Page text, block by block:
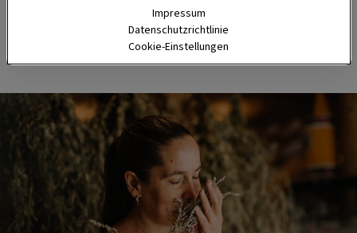
jedenfalls auch die wichtigste Zutat der
das wohlriechende Harz der
Impressum
Datenschutzrichtlinie
Cookie-Einstellungen